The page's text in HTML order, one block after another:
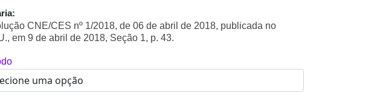
CNE/CES nº 1/2018, de 06 de abril de 2018, publicada no
em 9 de abril de 2018, Seção 1, p. 43.